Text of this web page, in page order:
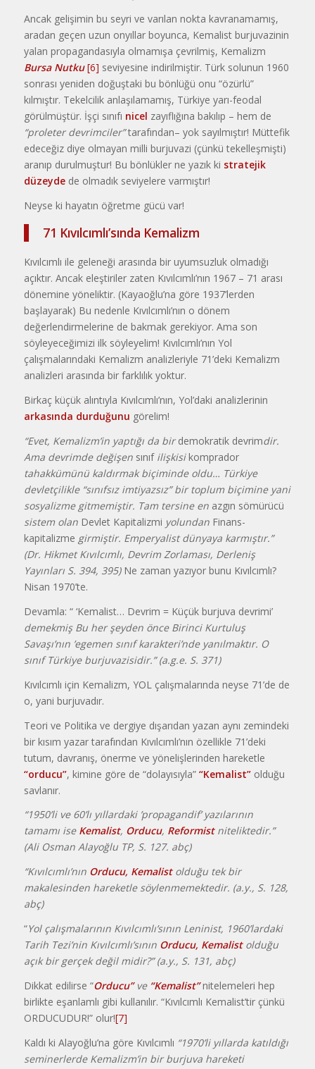
Ancak gelişimin bu seyri ve varılan nokta kavranamamış,
aradan geçen uzun onyıllar boyunca, Kemalist burjuvazinin
yalan propagandasıyla olmamışa çevrilmiş, Kemalizm
Bursa Nutku [6] seviyesine indirilmiştir. Türk solunun 1960
sonrası yeniden doğuştaki bu bönlüğü onu “özürlü”
kılmıştır. Tekelcilik anlaşılamamış, Türkiye yarı-feodal
görülmüştür. İşçi sınıfı nicel zayıflığına bakılıp – hem de
“proleter devrimciler”tarafından– yok sayılmıştır! Müttefik
edeceğiz diye olmayan milli burjuvazi (çünkü tekelleşmişti)
aranıp durulmuştur! Bu bönlükler ne yazık ki stratejik
düzeydede olmadık seviyelere varmıştır!
Neyse ki hayatın öğretme gücü var!
71 Kıvılcımlı’sında Kemalizm
Kıvılcımlı ile geleneği arasında bir uyumsuzluk olmadığı
açıktır. Ancak eleştiriler zaten Kıvılcımlı’nın 1967 – 71 arası
dönemine yöneliktir. (Kayaoğlu’na göre 1937’lerden
başlayarak) Bu nedenle Kıvılcımlı’nın o dönem
değerlendirmelerine de bakmak gerekiyor. Ama son
söyleyeceğimizi ilk söyleyelim! Kıvılcımlı’nın Yol
çalışmalarındaki Kemalizm analizleriyle 71’deki Kemalizm
analizleri arasında bir farklılık yoktur.
Birkaç küçük alıntıyla Kıvılcımlı’nın, Yol’daki analizlerinin
arkasında durduğunu görelim!
“Evet, Kemalizm’in yaptığı da birdemokratik devrimdir.
Ama devrimde değişen sınıfilişkisikomprador
tahakkümünü kaldırmak biçiminde oldu… Türkiye
devletçilikle “sınıfsız imtiyazsız” bir toplum biçimine yani
sosyalizme gitmemiştir. Tam tersine en azgın sömürücü
sistem olan Devlet Kapitalizmi yolundan Finans-
kapitalizme girmiştir. Emperyalist dünyaya karmıştır.”
(Dr. Hikmet Kıvılcımlı, Devrim Zorlaması, Derleniş
Yayınları S. 394, 395)Ne zaman yazıyor bunu Kıvılcımlı?
Nisan 1970’te.
Devamla: “ ‘Kemalist… Devrim = Küçük burjuva devrimi’
demekmiş Bu her şeyden önce Birinci Kurtuluş
Savaşı’nın ’egemen sınıf karakteri’nde yanılmaktır. O
sınıf Türkiye burjuvazisidir.” (a.g.e. S. 371)
Kıvılcımlı için Kemalizm, YOL çalışmalarında neyse 71’de de
o, yani burjuvadır.
Teori ve Politika ve dergiye dışarıdan yazan aynı zemindeki
bir kısım yazar tarafından Kıvılcımlı’nın özellikle 71’deki
tutum, davranış, önerme ve yönelişlerinden hareketle
“orducu”, kimine göre de “dolayısıyla”“Kemalist”olduğu
savlanır.
“1950’li ve 60’lı yıllardaki ’propagandif’ yazılarının
tamamı ise Kemalist, Orducu, Reformistniteliktedir.”
(Ali Osman Alayoğlu TP, S. 127. abç)
“Kıvılcımlı’nınOrducu, Kemalistolduğu tek bir
makalesinden hareketle söylenmemektedir. (a.y., S. 128,
abç)
“Yol çalışmalarının Kıvılcımlı’sının Leninist, 1960’lardaki
Tarih Tezi’nin Kıvılcımlı’sının Orducu, Kemalistolduğu
açık bir gerçek değil midir?” (a.y., S. 131, abç)
Dikkat edilirse “Orducu” ve“Kemalist”nitelemeleri hep
birlikte eşanlamlı gibi kullanılır. “Kıvılcımlı Kemalist’tir çünkü
ORDUCUDUR!” olur![7]
Kaldı ki Alayoğlu’na göre Kıvılcımlı “1970’li yıllarda katıldığı
seminerlerde Kemalizm’in bir burjuva hareketi